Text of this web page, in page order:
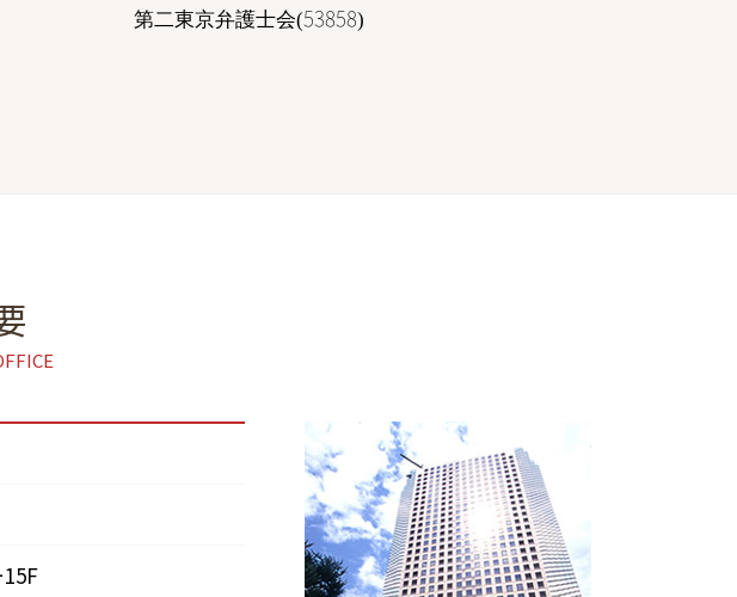
第二東京弁護士会(53858)